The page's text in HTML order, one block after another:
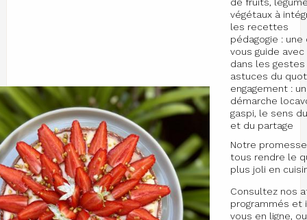
de fruits,
végétaux à
les recettes
pédagogie :
vous guide
dans les
astuces du
engagement :
démarche
gaspi, le sens
et du partage
Notre
tous rendre le
plus joli en
Consultez nos
programmés et
vous en ligne, ou